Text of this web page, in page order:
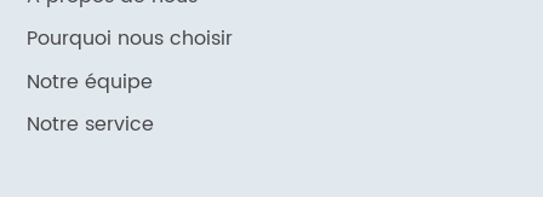
Pourquoi nous choisir
Notre équipe
Notre service